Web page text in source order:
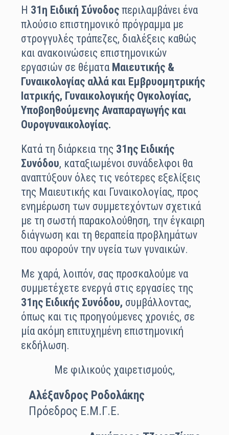
Η 31η Ειδική Σύνοδος περιλαμβάνει ένα
πλούσιο επιστημονικό πρόγραμμα με
στρογγυλές τράπεζες, διαλέξεις καθώς
και ανακοινώσεις επιστημονικών
εργασιών σε θέματα Μαιευτικής &
Γυναικολογίας αλλά και Εμβρυομητρικής
Ιατρικής, Γυναικολογικής Ογκολογίας,
Υποβοηθούμενης Αναπαραγωγής και
Ουρογυναικολογίας.
Κατά τη διάρκεια της 31ης Ειδικής
Συνόδου, καταξιωμένοι συνάδελφοι θα
αναπτύξουν όλες τις νεότερες εξελίξεις
της Μαιευτικής και Γυναικολογίας, προς
ενημέρωση των συμμετεχόντων σχετικά
με τη σωστή παρακολούθηση, την έγκαιρη
διάγνωση και τη θεραπεία προβλημάτων
που αφορούν την υγεία των γυναικών.
Με χαρά, λοιπόν, σας προσκαλούμε να
συμμετέχετε ενεργά στις εργασίες της
31ης Ειδικής Συνόδου, συμβάλλοντας,
όπως και τις προηγούμενες χρονιές, σε
μία ακόμη επιτυχημένη επιστημονική
εκδήλωση.
Με φιλικούς χαιρετισμούς,
Αλέξανδρος Ροδολάκης
Πρόεδρος Ε.Μ.Γ.Ε.